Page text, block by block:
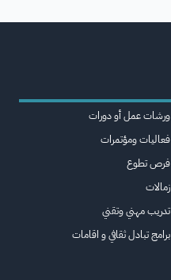
ورشات عمل أو دورات
فعاليات ومؤتمرات
فرص تطوع
زمالات
تدريب مهني وتقني
برامج تبادل ثقافي و اقامات